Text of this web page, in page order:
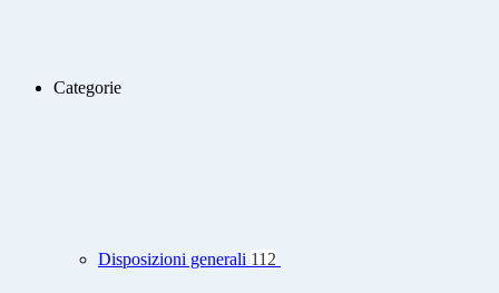
Categorie
Disposizioni generali 112